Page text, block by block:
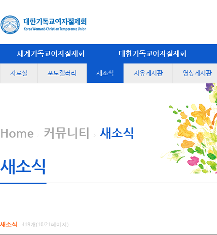
세계기독교여자절제회 대한기독교여자절제회
자료실 포토갤러리 새소식 자유게시판 영상게시판
Home 커뮤니티 새소식
새소식
새소식 419개(10/21페이지)